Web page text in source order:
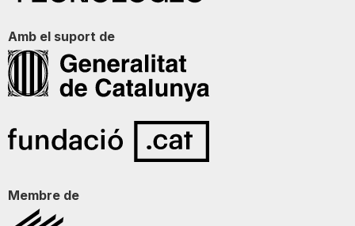
Amb el suport de
Membre de